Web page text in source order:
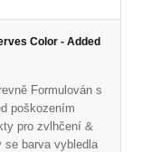
Color - Added
Formulován s
poškozením
pro zvlhčení &
se barva vybledla